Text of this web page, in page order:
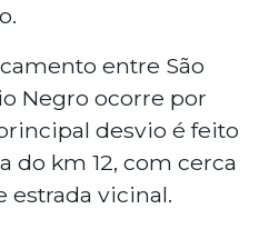
entre São
Negro ocorre por
desvio é feito
do km 12, com cerca
estrada vicinal.